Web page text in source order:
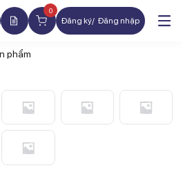
0
Đăng ký Đăng nhập
phẩm